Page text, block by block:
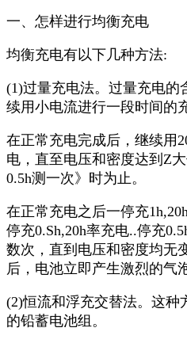
一、怎样进行均衡充电
均衡充电有以下几种方法:
(1)过量充电法。过量充电的
续用小电流进行一段时间的
在正常充电完成后，继续用
电，直至电压和密度达到Z
0.5h测一次》时为止。
在正常充电之后一停充
停充0.Sh,20h率充电..停充
数次，直到电压和密度均无
后，电池立即产生激烈的气
(2)恒流和浮充交替法。这种
的铅蓄电池组。